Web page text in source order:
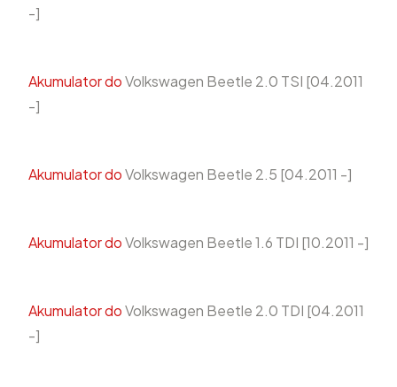
-]
Akumulator doVolkswagen Beetle 2.0 TSI [04.2011
-]
Akumulator doVolkswagen Beetle 2.5 [04.2011 -]
Akumulator doVolkswagen Beetle 1.6 TDI [10.2011 -]
Akumulator doVolkswagen Beetle 2.0 TDI [04.2011
-]